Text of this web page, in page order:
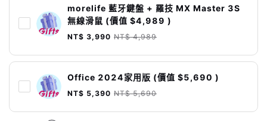
morelife 藍牙鍵盤 + 羅技 MX Master 3S
無線滑鼠 (價值 $4,989 )
NT$ 3,990 NT$ 4,989
Office 2024家用版 (價值 $5,690 )
NT$ 5,390 NT$ 5,690